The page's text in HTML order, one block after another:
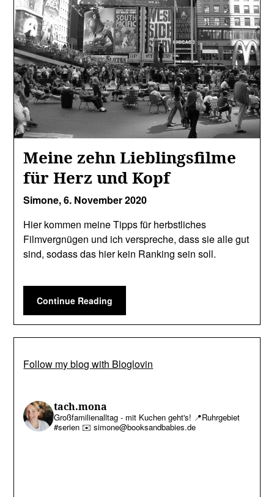
Meine zehn Lieblingsfilme
für Herz und Kopf
Simone,6. November 2020
Hier kommen meine Tipps für herbstliches
Filmvergnügen und ich verspreche, dass sie alle gut
sind, sodass das hier kein Ranking sein soll.
Continue Reading
Follow my blog with Bloglovin
tach.mona
Großfamilienalltag - mit Kuchen geht's! 📍Ruhrgebiet
#serien ✉️ simone@booksandbabies.de